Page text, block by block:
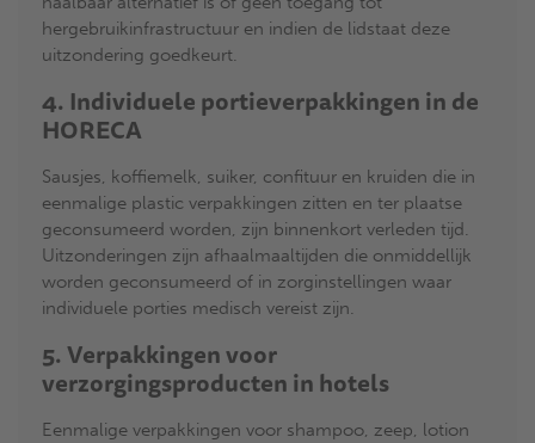
hergebruikinfrastructuur en indien de lidstaat deze
uitzondering goedkeurt.
4. Individuele portieverpakkingen in de
HORECA
Sausjes, koffiemelk, suiker, confituur en kruiden die in
eenmalige plastic verpakkingen zitten en ter plaatse
geconsumeerd worden, zijn binnenkort verleden tijd.
Uitzonderingen zijn afhaalmaaltijden die onmiddellijk
worden geconsumeerd of in zorginstellingen waar
individuele porties medisch vereist zijn.
5. Verpakkingen voor
verzorgingsproducten in hotels
Eenmalige verpakkingen voor shampoo, zeep, lotion